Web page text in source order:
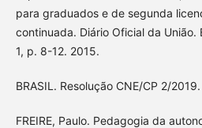
para graduados e de segunda
continuada. Diário Oficial da União.
1, p. 8-12. 2015.
BRASIL. Resolução CNE/CP 2/2019.
FREIRE, Paulo. Pedagogia da